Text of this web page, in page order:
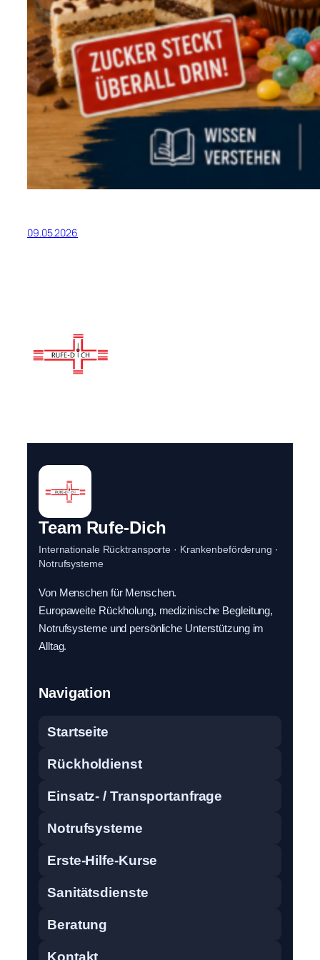
09.05.2026
Team Rufe-Dich
Internationale Rücktransporte · Krankenbeförderung ·
Notrufsysteme
Von Menschen für Menschen.
Europaweite Rückholung, medizinische Begleitung,
Notrufsysteme und persönliche Unterstützung im
Alltag.
Navigation
Startseite
Rückholdienst
Einsatz- / Transportanfrage
Notrufsysteme
Erste-Hilfe-Kurse
Sanitätsdienste
Beratung
Kontakt